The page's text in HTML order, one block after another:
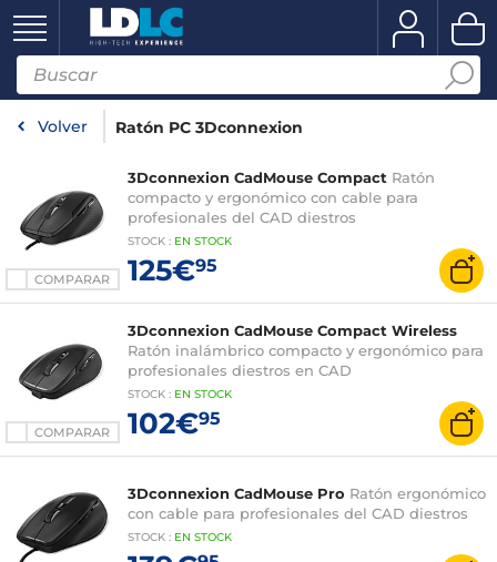
Volver Ratón PC 3Dconnexion
COMPARAR
3Dconnexion CadMouse Compact Ratón
compacto y ergonómico con cable para
profesionales del CAD diestros
STOCK : EN STOCK
125€95
COMPARAR
3Dconnexion CadMouse Compact Wireless
Ratón inalámbrico compacto y ergonómico para
profesionales diestros en CAD
STOCK : EN STOCK
102€95
3Dconnexion CadMouse Pro Ratón ergonómico
con cable para profesionales del CAD diestros
STOCK : EN STOCK